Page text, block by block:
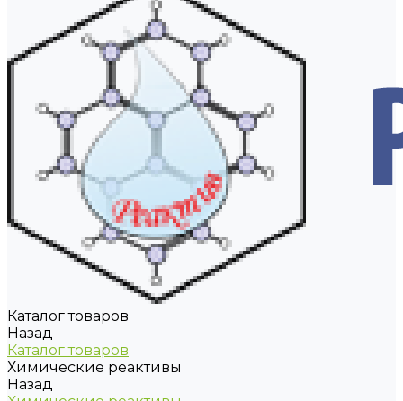
Каталог товаров
Назад
Каталог товаров
Химические реактивы
Назад